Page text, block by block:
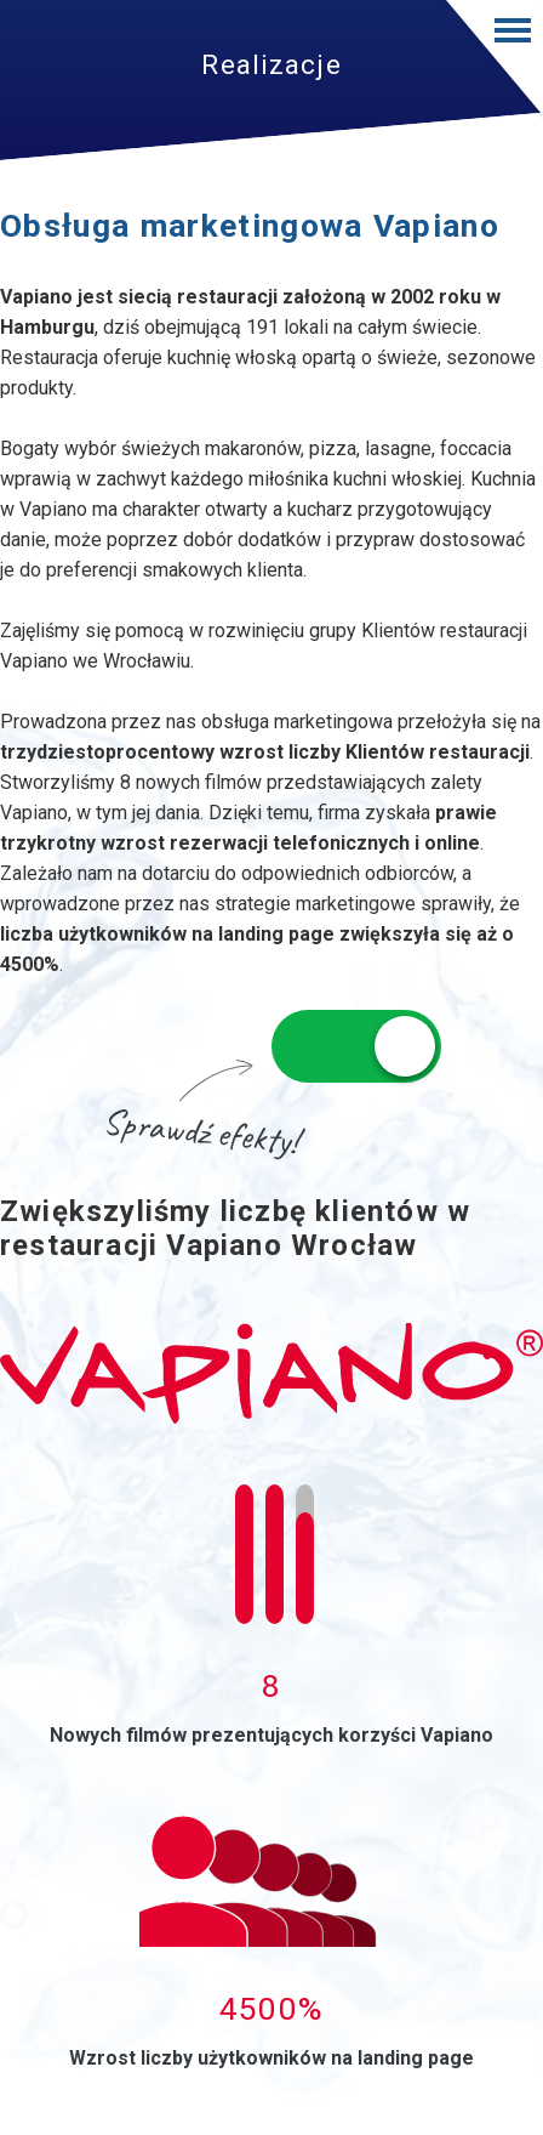
Realizacje
Obsługa marketingowa Vapiano
Vapiano jest siecią restauracji założoną w 2002 roku w
Hamburgu, dziś obejmującą 191 lokali na całym świecie.
Restauracja oferuje kuchnię włoską opartą o świeże, sezonowe
produkty.
Bogaty wybór świeżych makaronów, pizza, lasagne, foccacia
wprawią w zachwyt każdego miłośnika kuchni włoskiej. Kuchnia
w Vapiano ma charakter otwarty a kucharz przygotowujący
danie, może poprzez dobór dodatków i przypraw dostosować
je do preferencji smakowych klienta.
Zajęliśmy się pomocą w rozwinięciu grupy Klientów restauracji
Vapiano we Wrocławiu.
Prowadzona przez nas obsługa marketingowa przełożyła się na
trzydziestoprocentowy wzrost liczby Klientów restauracji.
Stworzyliśmy 8 nowych filmów przedstawiających zalety
Vapiano, w tym jej dania. Dzięki temu, firma zyskała prawie
trzykrotny wzrost rezerwacji telefonicznych i online.
Zależało nam na dotarciu do odpowiednich odbiorców, a
wprowadzone przez nas strategie marketingowe sprawiły, że
liczba użytkowników na landing page zwiększyła się aż o
4500%.
Sprawdź efekty!
Zwiększyliśmy liczbę klientów w
restauracji Vapiano Wrocław
8
Nowych filmów prezentujących korzyści Vapiano
4500%
Wzrost liczby użytkowników na landing page